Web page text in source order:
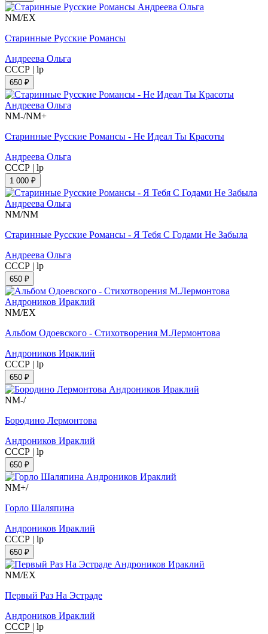
NM/EX
Старинные Русские Романсы
Андреева Ольга
СССР | lp
650 ₽
NM-/NM+
Старинные Русские Романсы - Не Идеал Ты Красоты
Андреева Ольга
СССР | lp
1 000 ₽
NM/NM
Старинные Русские Романсы - Я Тебя С Годами Не Забыла
Андреева Ольга
СССР | lp
650 ₽
NM/EX
Альбом Одоевского - Стихотворения М.Лермонтова
Андроников Ираклий
СССР | lp
650 ₽
NM-/
Бородино Лермонтова
Андроников Ираклий
СССР | lp
650 ₽
NM+/
Горло Шаляпина
Андроников Ираклий
СССР | lp
650 ₽
NM/EX
Первый Раз На Эстраде
Андроников Ираклий
СССР | lp